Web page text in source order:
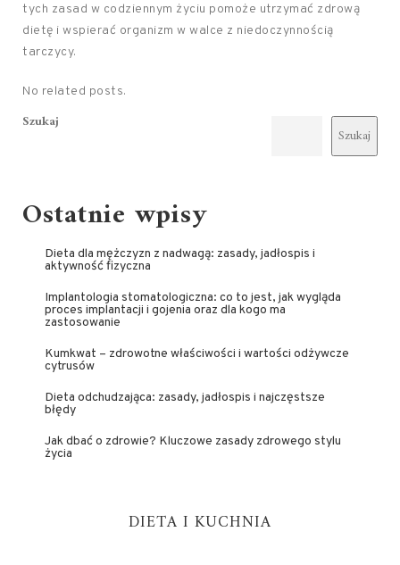
tych zasad w codziennym życiu pomoże utrzymać zdrową
dietę i wspierać organizm w walce z niedoczynnością
tarczycy.
No related posts.
Szukaj
Szukaj
Ostatnie wpisy
Dieta dla mężczyzn z nadwagą: zasady, jadłospis i
aktywność fizyczna
Implantologia stomatologiczna: co to jest, jak wygląda
proces implantacji i gojenia oraz dla kogo ma
zastosowanie
Kumkwat – zdrowotne właściwości i wartości odżywcze
cytrusów
Dieta odchudzająca: zasady, jadłospis i najczęstsze
błędy
Jak dbać o zdrowie? Kluczowe zasady zdrowego stylu
życia
DIETA I KUCHNIA